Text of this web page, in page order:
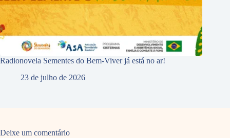
Radionovela Sementes do Bem-Viver já está no ar!
23 de julho de 2026
Deixe um comentário